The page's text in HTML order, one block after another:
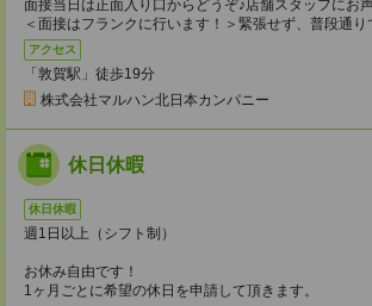
面接当日は正面入り口からどうぞ♪店舗スタッフにお
＜面接はフランクに行います！＞緊張せず、普段通り
アクセス
「敦賀駅」徒歩19分
株式会社マルハン北日本カンパニー
休日休暇
休日休暇
週1日以上（シフト制）
お休み自由です！
1ヶ月ごとに希望の休日を申請して頂きます。